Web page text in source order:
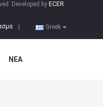
Developed by ECER
Greek
ΝΈΑ